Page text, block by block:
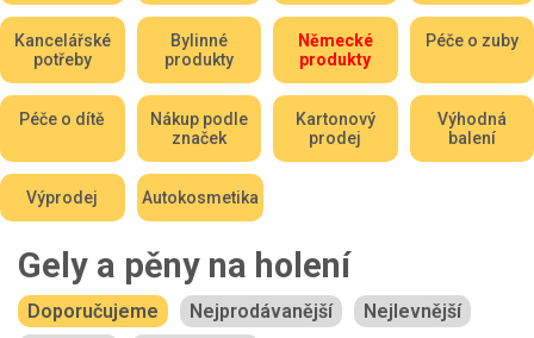
Kancelářské
potřeby
Bylinné
produkty
Německé
produkty
Péče o zuby
Péče o dítě
Nákup podle
značek
Kartonový
prodej
Výhodná
balení
Výprodej Autokosmetika
Gely a pěny na holení
Doporučujeme Nejprodávanější
Nejlevnější